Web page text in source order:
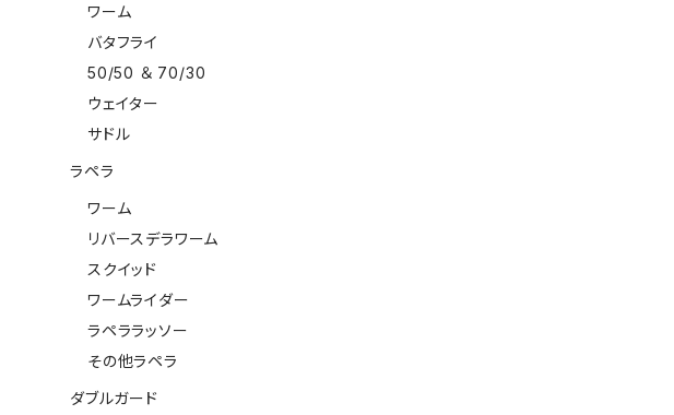
ワーム
バタフライ
50/50 ＆ 70/30
ウェイター
サドル
ラペラ
ワーム
リバースデラワーム
スクイッド
ワームライダー
ラペララッソー
その他ラペラ
ダブルガード